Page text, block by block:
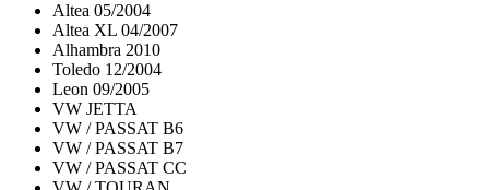
Altea 05/2004
Altea XL 04/2007
Alhambra 2010
Toledo 12/2004
Leon 09/2005
VW JETTA
VW / PASSAT B6
VW / PASSAT B7
VW / PASSAT CC